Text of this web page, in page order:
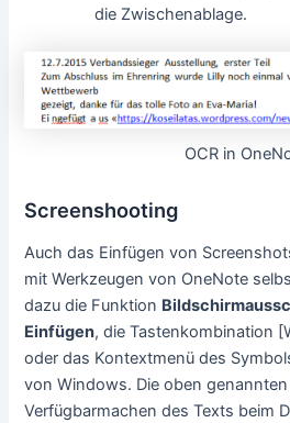
die Zwischenablage.
OCR in
Screenshooting
Auch das Einfügen von
mit Werkzeugen von OneNote
dazu die Funktion
Einfügen, die Tastenkombination
oder das Kontextmenü des
von Windows. Die oben
Verfügbarmachen des Texts beim